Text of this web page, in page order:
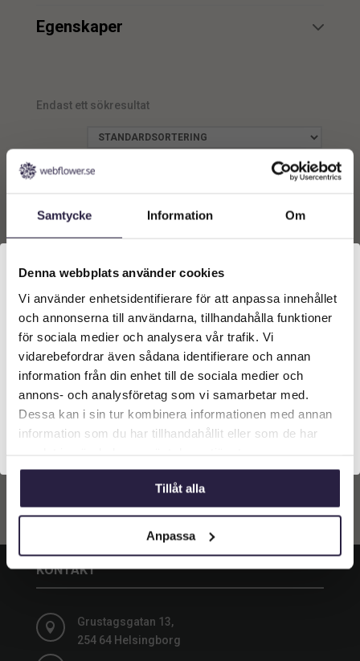
Samtycke Information Om
Denna webbplats använder cookies
Vi använder enhetsidentifierare för att anpassa innehållet
och annonserna till användarna, tillhandahålla funktioner
för sociala medier och analysera vår trafik. Vi
vidarebefordrar även sådana identifierare och annan
information från din enhet till de sociala medier och
annons- och analysföretag som vi samarbetar med.
Dessa kan i sin tur kombinera informationen med annan
information som du har tillhandahållit eller som de har
Tillåt alla
Anpassa
Egenskaper
Endast ett sökresultat
Palm | Konstgjord Areca
25549kr
Lägg till i
varukorg
KONTAKT

Grustagsgatan 13,
254 64 Helsingborg
Välkommen till Webflower
Vilken typ av kund är du? Du kan alltid justera ditt val
längst upp på sidan.
Företagskund (exkl. moms)
Privatkund (inkl. moms)